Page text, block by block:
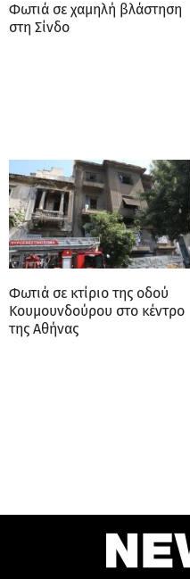
Φωτιά σε χαμηλή βλάστηση
στη Σίνδο
Φωτιά σε κτίριο της οδού
Κουμουνδούρου στο κέντρο
της Αθήνας